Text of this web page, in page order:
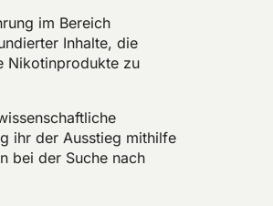
im Bereich
Inhalte, die
Nikotinprodukte zu
ihr der Ausstieg mithilfe
bei der Suche nach